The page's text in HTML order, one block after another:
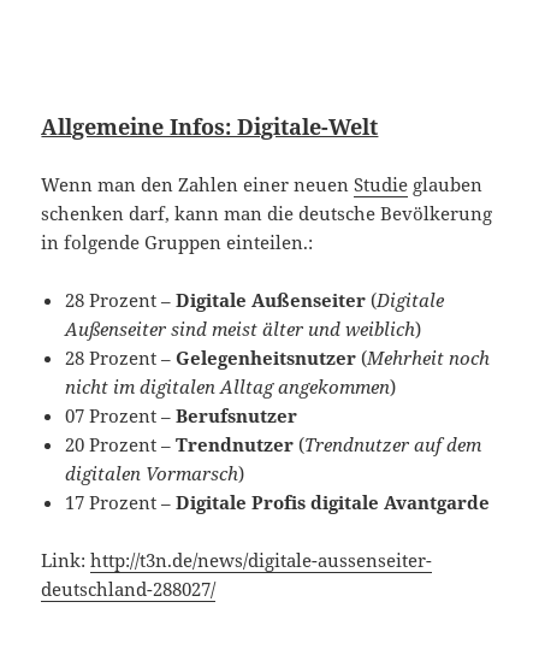
Allgemeine Infos: Digitale-Welt
Wenn man den Zahlen einer neuenStudie glauben
schenken darf, kann man die deutsche Bevölkerung
in folgende Gruppen einteilen.:
28 Prozent –Digitale Außenseiter (Digitale
Außenseiter sind meist älter und weiblich)
28 Prozent –Gelegenheitsnutzer(Mehrheit noch
nicht im digitalen Alltag angekommen)
07 Prozent –Berufsnutzer
20 Prozent –Trendnutzer(Trendnutzer auf dem
digitalen Vormarsch)
17 Prozent –Digitale Profis digitale Avantgarde
Link:http://t3n.de/news/digitale-aussenseiter-
deutschland-288027/